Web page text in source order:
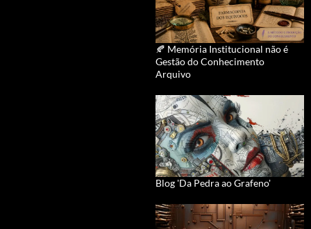
🍂 Memória Institucional não é
Gestão do Conhecimento
Arquivo
Blog 'Da Pedra ao Grafeno'